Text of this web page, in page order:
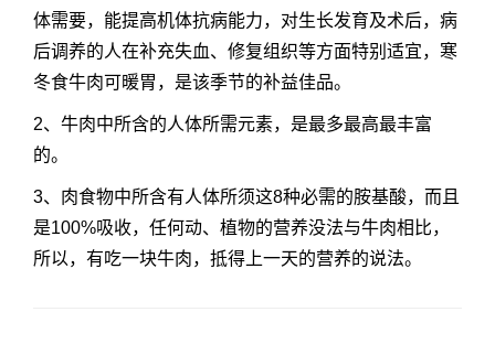
体需要，能提高机体抗病能力，对生长发育及术后，病
后调养的人在补充失血、修复组织等方面特别适宜，寒
冬食牛肉可暖胃，是该季节的补益佳品。
2、牛肉中所含的人体所需元素，是最多最高最丰富
的。
3、肉食物中所含有人体所须这8种必需的胺基酸，而且
是100%吸收，任何动、植物的营养没法与牛肉相比，
所以，有吃一块牛肉，抵得上一天的营养的说法。